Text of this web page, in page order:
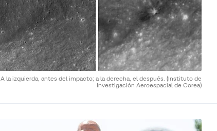
A la izquierda, antes del impacto; a la derecha, el después. (Instituto de
Investigación Aeroespacial de Corea)